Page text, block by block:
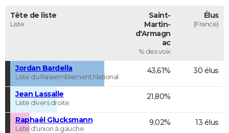
Tête de liste
Liste
Saint-
Martin-
d'Armagn
ac
% des voix
Élus
(France)
Jordan Bardella
Liste du Rassemblement National
43,61% 30 élus
Jean Lassalle
Liste divers droite
21,80%
Raphaël Glucksmann
Liste d'union à gauche
9,02% 13 élus